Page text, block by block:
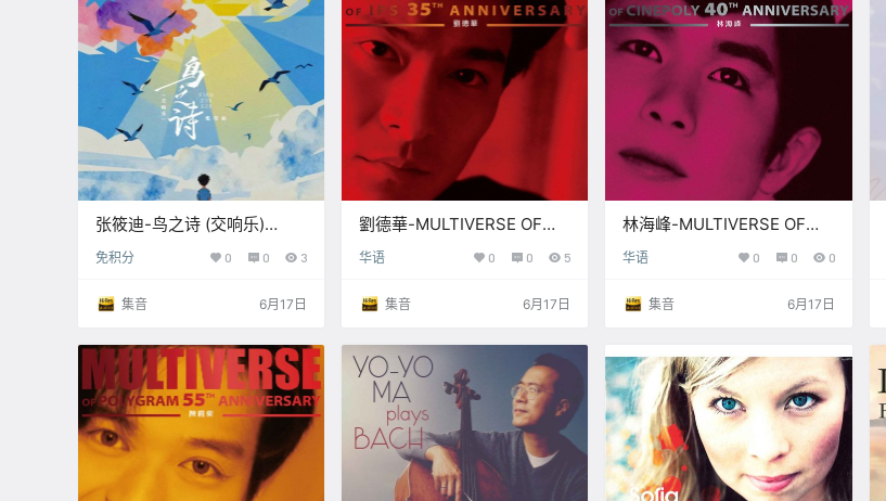
张筱迪-鸟之诗 (交响乐)
(2025)【Q】【44.1kHz /
16bit】
免积分 0 0 3
集音 6月17日
劉德華-MULTIVERSE OF
IPS 35TH ANNIVERSARY –
劉德華【Q】【96kHz /
24bit】
华语 0 0 5
集音 6月17日
林海峰-MULTIVERSE OF
CINEPOLY 40TH
ANNIVERSARY – 林海峰
(2026) 【Q】【96kHz /
24bit】
华语 0 0 0
集音 6月17日